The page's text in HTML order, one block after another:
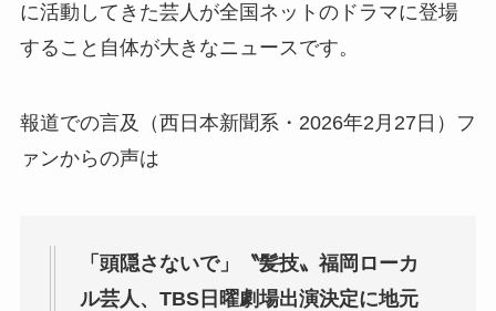
に活動してきた芸人が全国ネットのドラマに登場
すること自体が大きなニュースです。
報道での言及（西日本新聞系・2026年2月27日）フ
ァンからの声は
「頭隠さないで」〝髪技〟福岡ローカ
ル芸人、TBS日曜劇場出演決定に地元